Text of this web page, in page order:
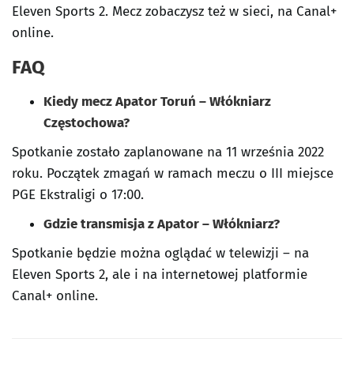
Eleven Sports 2. Mecz zobaczysz też w sieci, na Canal+
online.
FAQ
Kiedy mecz Apator Toruń – Włókniarz
Częstochowa?
Spotkanie zostało zaplanowane na 11 września 2022
roku. Początek zmagań w ramach meczu o III miejsce
PGE Ekstraligi o 17:00.
Gdzie transmisja z Apator – Włókniarz?
Spotkanie będzie można oglądać w telewizji – na
Eleven Sports 2, ale i na internetowej platformie
Canal+ online.